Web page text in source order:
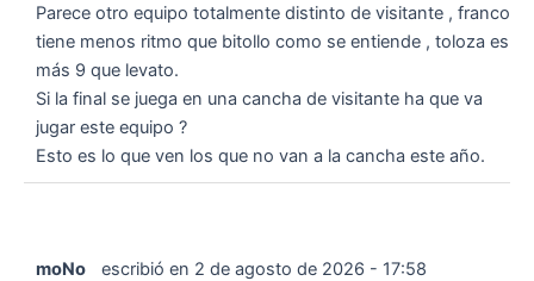
Parece otro equipo totalmente distinto de visitante , franco
tiene menos ritmo que bitollo como se entiende , toloza es
más 9 que levato.
Si la final se juega en una cancha de visitante ha que va
jugar este equipo ?
Esto es lo que ven los que no van a la cancha este año.
moNo escribió en 2 de agosto de 2026 - 17:58